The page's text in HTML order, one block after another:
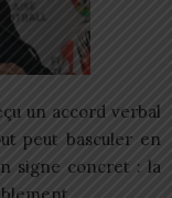
un accord verbal
peut basculer en
signe concret : la